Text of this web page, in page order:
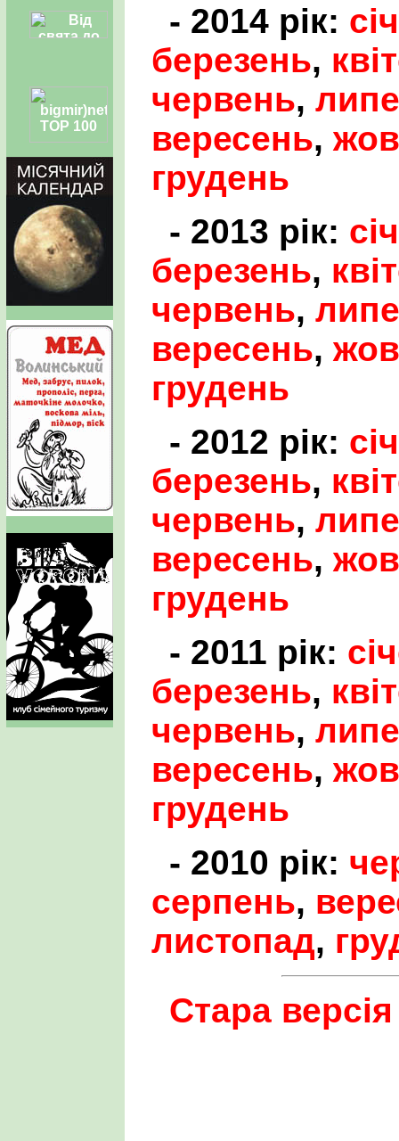
- 2014 рік:
березень,
червень,
вересень,
грудень
- 2013 рік:
березень,
червень,
вересень,
грудень
- 2012 рік:
березень,
червень,
вересень,
грудень
- 2011 рік:
березень,
червень,
вересень,
грудень
- 2010 рік:
серпень,
листопад,
Стара